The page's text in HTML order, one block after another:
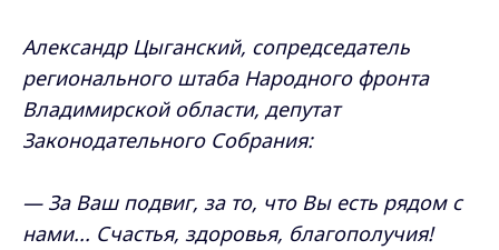
Александр Цыганский, сопредседатель
регионального штаба Народного фронта
Владимирской области, депутат
Законодательного Собрания:
— За Ваш подвиг, за то, что Вы есть рядом с
нами... Счастья, здоровья, благополучия!